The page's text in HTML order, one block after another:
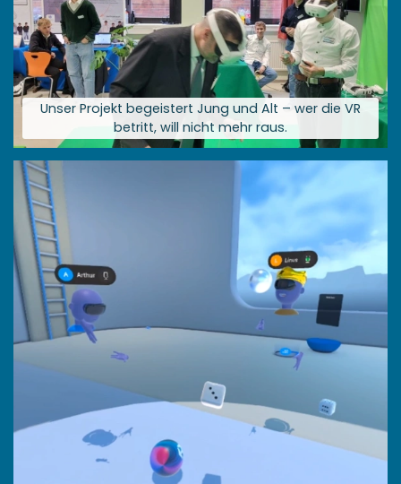
Unser Projekt begeistert Jung und Alt – wer die VR
betritt, will nicht mehr raus.
Größere
Bildversion
anzeigen